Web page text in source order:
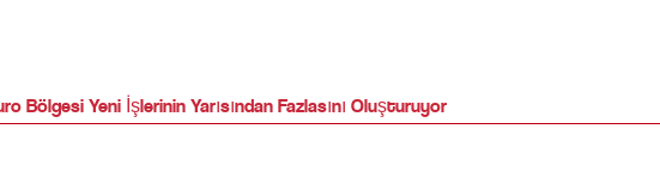
Bölgesi Yeni İşlerinin Yarısından Fazlasını Oluşturuyor